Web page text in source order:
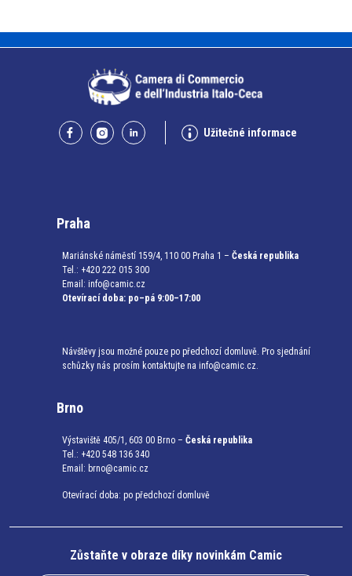
Užitečné informace
Praha
Mariánské náměstí 159/4, 110 00 Praha 1 – Česká republika
Tel.: +420 222 015 300
Email: info@camic.cz
Otevírací doba: po–pá 9:00–17:00
Návštěvy jsou možné pouze po předchozí domluvě. Pro sjednání
schůzky nás prosím kontaktujte na info@camic.cz.
Brno
Výstaviště 405/1, 603 00 Brno – Česká republika
Tel.: +420 548 136 340
Email: brno@camic.cz
Otevírací doba: po předchozí domluvě
Zůstaňte v obraze díky novinkám Camic